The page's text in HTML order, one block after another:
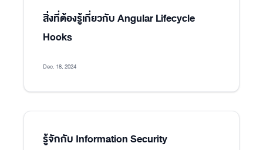
สิ่งที่ต้องรู้เกี่ยวกับ Angular Lifecycle
Hooks
Dec. 18, 2024
รู้จักกับ Information Security